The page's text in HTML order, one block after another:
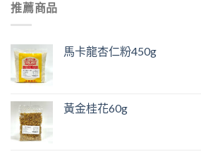
推薦商品
馬卡龍杏仁粉450g
黃金桂花60g